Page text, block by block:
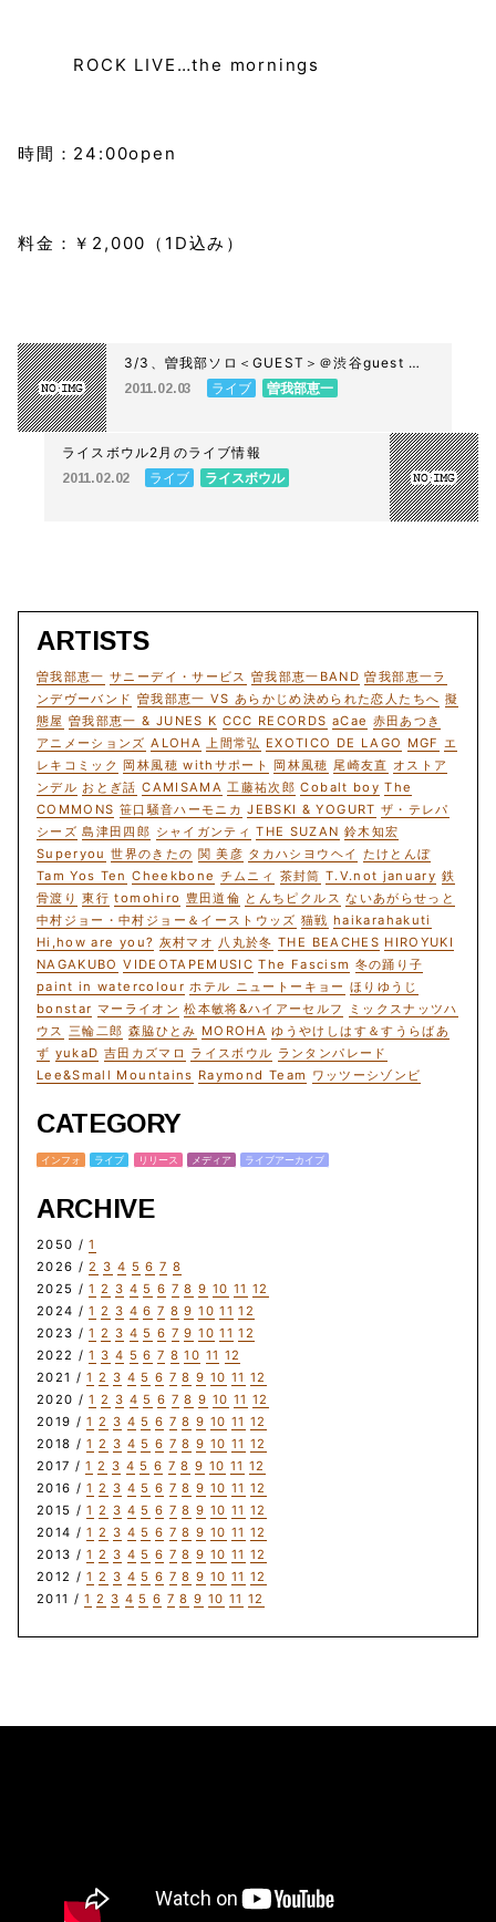
ROCK LIVE…the mornings
時間：24:00open
料金：￥2,000（1D込み）
3/3、曽我部ソロ＜GUEST＞＠渋谷guest の
チケットの販売を終了しました。
2011.02.03 ライブ 曽我部恵一
ライスボウル2月のライブ情報
2011.02.02 ライブ ライスボウル
ARTISTS
曽我部恵一 サニーデイ・サービス 曽我部恵一BAND 曽我部恵一ラ
ンデヴーバンド 曽我部恵一 VS あらかじめ決められた恋人たちへ 擬
態屋 曽我部恵一 & JUNES K CCC RECORDS aCae 赤田あつき
アニメーションズ ALOHA 上間常弘 EXOTICO DE LAGO MGF エ
レキコミック 岡林風穂 withサポート 岡林風穂 尾崎友直 オストア
ンデル おとぎ話 CAMISAMA 工藤祐次郎 Cobalt boy The
COMMONS 笹口騒音ハーモニカ JEBSKI & YOGURT ザ・テレパ
シーズ 島津田四郎 シャイガンティ THE SUZAN 鈴木知宏
Superyou 世界のきたの 関 美彦 タカハシヨウヘイ たけとんぼ
Tam Yos Ten Cheekbone チムニィ 茶封筒 T.V.not january 鉄
骨渡り 東行 tomohiro 豊田道倫 とんちピクルス ないあがらせっと
中村ジョー・中村ジョー＆イーストウッズ 猫戦 haikarahakuti
Hi,how are you? 灰村マオ 八丸於冬 THE BEACHES HIROYUKI
NAGAKUBO VIDEOTAPEMUSIC The Fascism 冬の踊り子
paint in watercolour ホテル ニュートーキョー ほりゆうじ
bonstar マーライオン 松本敏将&ハイアーセルフ
ミックスナッツハ
ウス 三輪二郎 森脇ひとみ MOROHA ゆうやけしはす＆すうらばあ
ず yukaD 吉田カズマロ ライスボウル ランタンパレード
Lee&Small Mountains Raymond Team ワッツーシゾンビ
CATEGORY
インフォ ライブ リリース メディア ライブアーカイブ
ARCHIVE
2050 /1
2026 /2 3 4 5 6 7 8
2025 /1 2 3 4 5 6 7 8 9 10 11 12
2024 /1 2 3 4 6 7 8 9 10 11 12
2023 /1 2 3 4 5 6 7 9 10 11 12
2022 /1 3 4 5 6 7 8 10 11 12
2021 /1 2 3 4 5 6 7 8 9 10 11 12
2020 /1 2 3 4 5 6 7 8 9 10 11 12
2019 /1 2 3 4 5 6 7 8 9 10 11 12
2018 /1 2 3 4 5 6 7 8 9 10 11 12
2017 /1 2 3 4 5 6 7 8 9 10 11 12
2016 /1 2 3 4 5 6 7 8 9 10 11 12
2015 /1 2 3 4 5 6 7 8 9 10 11 12
2014 /1 2 3 4 5 6 7 8 9 10 11 12
2013 /1 2 3 4 5 6 7 8 9 10 11 12
2012 /1 2 3 4 5 6 7 8 9 10 11 12
2011 /1 2 3 4 5 6 7 8 9 10 11 12